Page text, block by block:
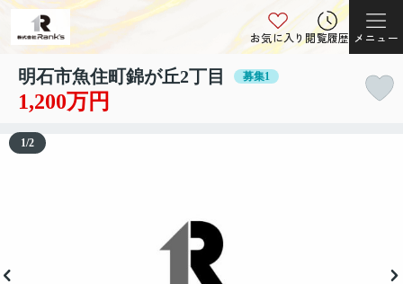
お気に入り閲覧履歴 メニュー
明石市魚住町錦が丘2丁目 募集1
1,200万円
1/2